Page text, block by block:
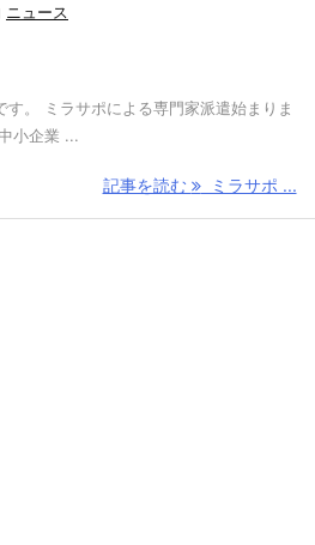
ニュース
す。 ミラサポによる専門家派遣始まりま
小企業 ...
記事を読む ミラサポ ...